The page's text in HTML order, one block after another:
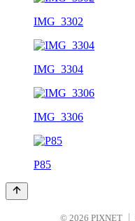
IMG_3302
IMG_3304
IMG_3306
P85
© 2026 PIXNET